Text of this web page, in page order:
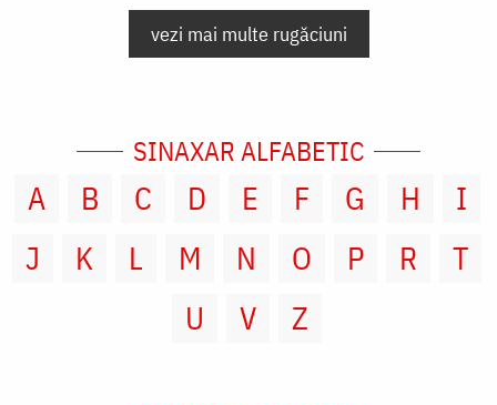
vezi mai multe rugăciuni
SINAXAR ALFABETIC
A B C D E F G H
I
J
K L M N O P R
T
U
V Z